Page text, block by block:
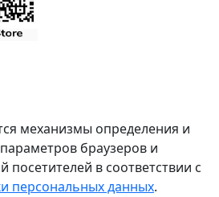
механизмы определения и
браузеров и
посетителей в соответствии с
персональных данных.